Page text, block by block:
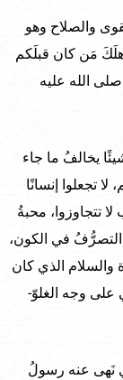
والصلاح وهو
أهلَكَ مَن كان قبلَكم
الله عليه
يخالفُ ما جاء
تجعلوا إنسانًا
تتجاوزوا، محبةُ
التصرُّفُ في الكون،
والسلام الذي كان
على وجه الغلوّ-
نَهى عنه رسولُ